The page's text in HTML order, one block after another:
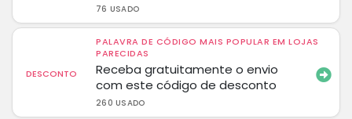
76 USADO
DESCONTO
PALAVRA DE CÓDIGO MAIS POPULAR EM LOJAS
PARECIDAS
Receba gratuitamente o envio
com este código de desconto
260 USADO